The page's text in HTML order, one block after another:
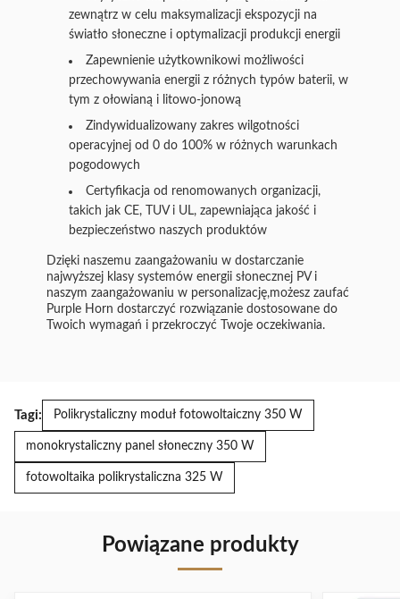
zewnątrz w celu maksymalizacji ekspozycji na
światło słoneczne i optymalizacji produkcji energii
Zapewnienie użytkownikowi możliwości
przechowywania energii z różnych typów baterii, w
tym z ołowianą i litowo-jonową
Zindywidualizowany zakres wilgotności
operacyjnej od 0 do 100% w różnych warunkach
pogodowych
Certyfikacja od renomowanych organizacji,
takich jak CE, TUV i UL, zapewniająca jakość i
bezpieczeństwo naszych produktów
Dzięki naszemu zaangażowaniu w dostarczanie
najwyższej klasy systemów energii słonecznej PV i
naszym zaangażowaniu w personalizację,możesz zaufać
Purple Horn dostarczyć rozwiązanie dostosowane do
Twoich wymagań i przekroczyć Twoje oczekiwania.
Tagi: Polikrystaliczny moduł fotowoltaiczny 350 W
monokrystaliczny panel słoneczny 350 W
fotowoltaika polikrystaliczna 325 W
Powiązane produkty